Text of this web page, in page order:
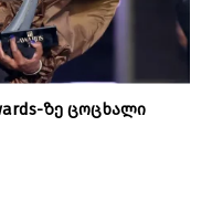
ზე ცოცხალი